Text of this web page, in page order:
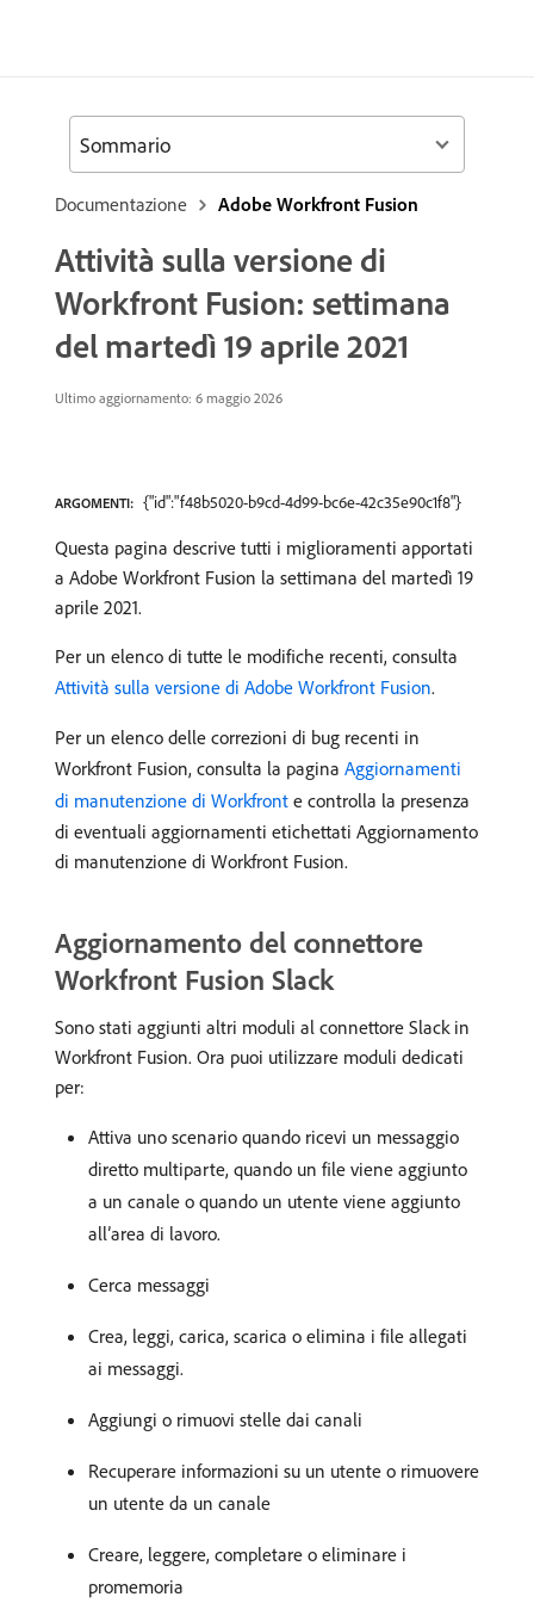
Documentazione Adobe Workfront Fusion
Attività sulla versione di
Workfront Fusion: settimana
del martedì 19 aprile 2021
Ultimo aggiornamento: 6 maggio 2026
ARGOMENTI: {"id":"f48b5020-b9cd-4d99-bc6e-42c35e90c1f8"}
Questa pagina descrive tutti i miglioramenti apportati
a Adobe Workfront Fusion la settimana del martedì 19
aprile 2021.
Per un elenco di tutte le modifiche recenti, consulta
Attività sulla versione di Adobe Workfront Fusion.
Per un elenco delle correzioni di bug recenti in
Workfront Fusion, consulta la pagina Aggiornamenti
di manutenzione di Workfront e controlla la presenza
di eventuali aggiornamenti etichettati Aggiornamento
di manutenzione di Workfront Fusion.
Aggiornamento del connettore
Workfront Fusion Slack
Sono stati aggiunti altri moduli al connettore Slack in
Workfront Fusion. Ora puoi utilizzare moduli dedicati
per:
Attiva uno scenario quando ricevi un messaggio
diretto multiparte, quando un file viene aggiunto
a un canale o quando un utente viene aggiunto
all’area di lavoro.
Cerca messaggi
Crea, leggi, carica, scarica o elimina i file allegati
ai messaggi.
Aggiungi o rimuovi stelle dai canali
Recuperare informazioni su un utente o rimuovere
un utente da un canale
Creare, leggere, completare o eliminare i
promemoria
Sommario